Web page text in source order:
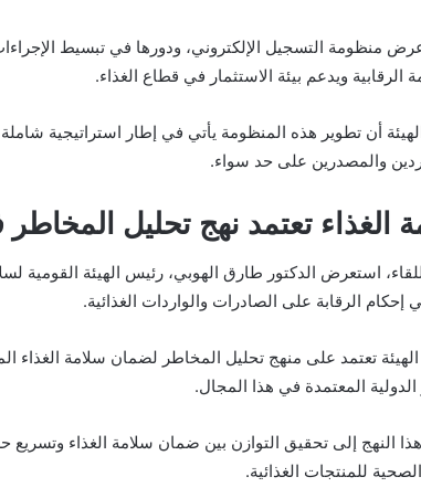
منظومة التسجيل الإلكتروني، ودورها في تبسيط
الرقابية ويدعم بيئة الاستثمار في قطاع الغذاء.
أن تطوير هذه المنظومة يأتي في إطار استراتيجية
والمصدرين على حد سواء.
الغذاء تعتمد نهج تحليل المخاطر
استعرض الدكتور طارق الهوبي، رئيس الهيئة القومية
إحكام الرقابة على الصادرات والواردات الغذائية.
الهيئة تعتمد على منهج تحليل المخاطر لضمان سلامة
الدولية المعتمدة في هذا المجال.
النهج إلى تحقيق التوازن بين ضمان سلامة الغذاء وتسريع
للمنتجات الغذائية.